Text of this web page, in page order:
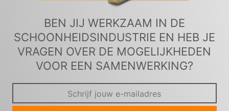
BEN JIJ WERKZAAM IN DE
SCHOONHEIDSINDUSTRIE EN HEB JE
VRAGEN OVER DE MOGELIJKHEDEN
VOOR EEN SAMENWERKING?